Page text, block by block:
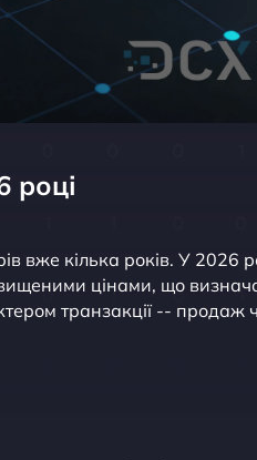
році
вже кілька років. У 2026
цінами, що
транзакції -- продаж